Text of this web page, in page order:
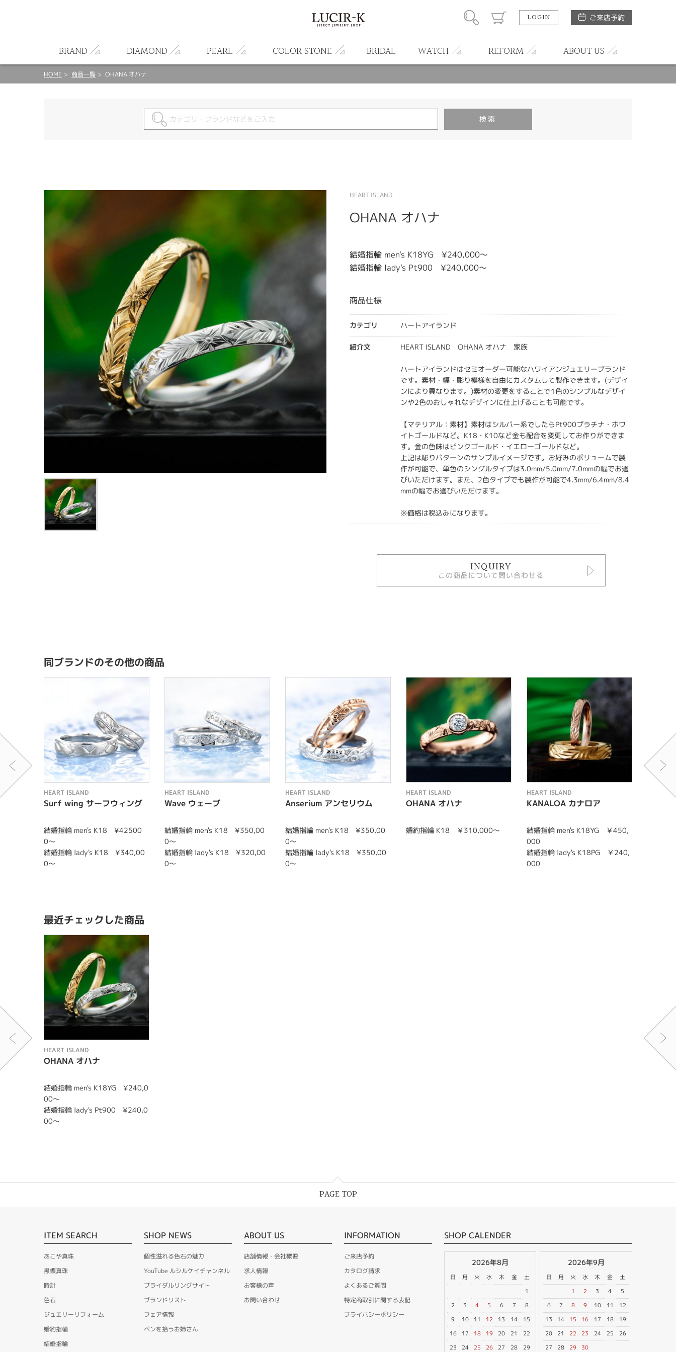
LOGIN ご来店予約
BRAND DIAMOND PEARL COLOR STONE BRIDAL WATCH REFORM ABOUT US
HOME 商品一覧 OHANA オハナ
HEART ISLAND
OHANA オハナ
結婚指輪 men's K18YG ¥240,000〜
結婚指輪 lady's Pt900 ¥240,000〜
商品仕様
カテゴリ ハートアイランド
紹介文 HEART ISLAND OHANA オハナ 家族
ハートアイランドはセミオーダー可能なハワイアンジュエリーブランド
です。素材・幅・彫り模様を自由にカスタムして製作できます。(デザイ
ンにより異なります。)素材の変更をすることで1色のシンプルなデザイ
ンや2色のおしゃれなデザインに仕上げることも可能です。
【マテリアル：素材】素材はシルバー系でしたらPt900プラチナ・ホワ
イトゴールドなど。K18・K10など金も配合を変更してお作りができま
す。金の色味はピンクゴールド・イエローゴールドなど。
上記は彫りパターンのサンプルイメージです。お好みのボリュームで製
作が可能で、単色のシングルタイプは3.0mm/5.0mm/7.0mmの幅でお選
びいただけます。また、2色タイプでも製作が可能で4.3mm/6.4mm/8.4
mmの幅でお選びいただけます。
※価格は税込みになります。
INQUIRY
この商品について問い合わせる
同ブランドのその他の商品
HEART ISLAND
Surf wing サーフウィング
結婚指輪 men's K18 ¥42500
0〜
結婚指輪 lady's K18 ¥340,00
0〜
HEART ISLAND
Wave ウェーブ
結婚指輪 men's K18 ¥350,00
0〜
結婚指輪 lady's K18 ¥320,00
0〜
HEART ISLAND
Anserium アンセリウム
結婚指輪 men's K18 ¥350,00
0〜
結婚指輪 lady's K18 ¥350,00
0〜
HEART ISLAND
OHANA オハナ
婚約指輪 K18 ￥310,000〜
HEART ISLAND
KANALOA カナロア
結婚指輪 men's K18YG ￥450,
000
結婚指輪 lady's K18PG ￥240,
000
HEART
最近チェックした商品
HEART ISLAND
OHANA オハナ
結婚指輪 men's K18YG ¥240,0
00〜
結婚指輪 lady's Pt900 ¥240,0
00〜
PAGE TOP
ITEM SEARCH
あこや真珠
黒蝶真珠
時計
色石
ジュエリーリフォーム
婚約指輪
結婚指輪
SHOP NEWS
個性溢れる色石の魅力
YouTube ルシルケイチャンネル
ブライダルリングサイト
ブランドリスト
フェア情報
ペンを拾うお姉さん
ABOUT US
店舗情報・会社概要
求人情報
お客様の声
お問い合わせ
INFORMATION
ご来店予約
カタログ請求
よくあるご質問
特定商取引に関する表記
プライバシーポリシー
SHOP CALENDER
2026年8月
日 月 火 水 木 金
土
1
2
3 4 5 6 7
8
9
10 11 12 13 14
15
16
17 18 19 20 21
22
23
24 25 26 27 28 29
2026年9月
日 月 火 水 木 金
土
1
2 3 4
5
6
7 8 9 10 11
12
13
14 15 16 17 18
19
20
21 22 23 24 25
26
27
28 29 30